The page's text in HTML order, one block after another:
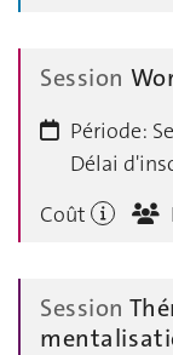
Session
Période:
Délai
Coût
Session